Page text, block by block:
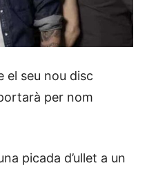
el seu nou disc
per nom
picada d’ullet a un